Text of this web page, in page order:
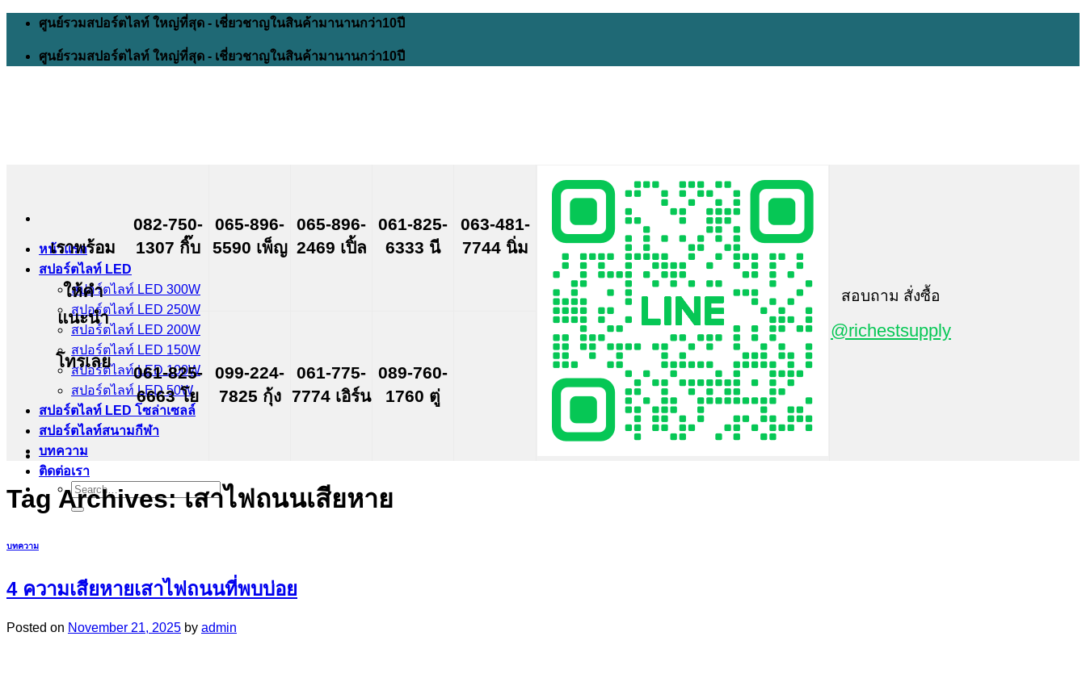
Skip
ศูนย์รวมสปอร์ตไลท์ ใหญ่ที่สุด - เชี่ยวชาญในสินค้ามานานกว่า10ปี
ศูนย์รวมสปอร์ตไลท์ ใหญ่ที่สุด - เชี่ยวชาญในสินค้ามานานกว่า10ปี
หน้าแรก
สปอร์ตไลท์ LED
สปอร์ตไลท์ LED 300W
สปอร์ตไลท์ LED 250W
สปอร์ตไลท์ LED 200W
สปอร์ตไลท์ LED 150W
สปอร์ตไลท์ LED 100W
สปอร์ตไลท์ LED 50W
สปอร์ตไลท์ LED โซล่าเซลล์
สปอร์ตไลท์สนามกีฬา
บทความ
ติดต่อเรา
Search
for:
เราพร้อม
ให้คำ
แนะนำ
โทรเลย
082-750-
1307 กิ๊บ
065-896-
5590 เพ็ญ
065-896-
2469 เปิ้ล
061-825-
6333 นี
063-481-
7744 นิ่ม
สอบถาม สั่งซื้อ
@richestsupply
061-825-
6663 โย
099-224-
7825 กุ้ง
061-775-
7774 เอิร์น
089-760-
1760 ตู่
Tag Archives:เสาไฟถนนเสียหาย
บทความ
4 ความเสียหายเสาไฟถนนที่พบบ่อย
Posted on November 21, 2025 by admin